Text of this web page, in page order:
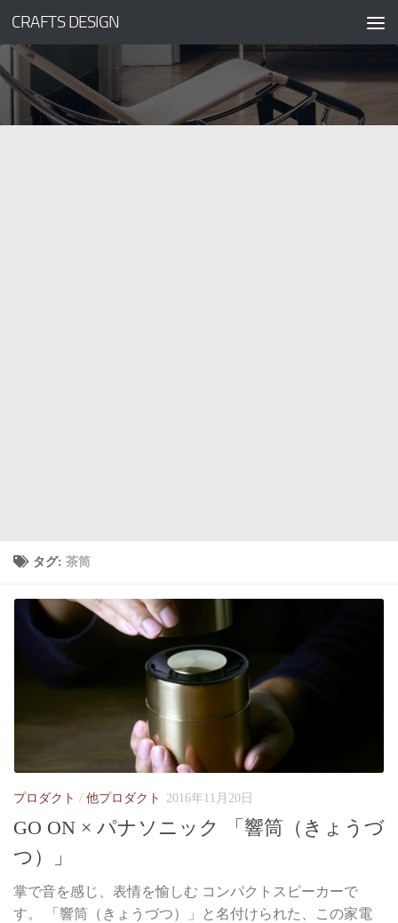
コンテンツへスキップ
CRAFTS DESIGN
タグ: 茶筒
プロダクト / 他プロダクト 2016年11月20日
GO ON × パナソニック 「響筒（きょうづ
つ）」
掌で音を感じ、表情を愉しむ コンパクトスピーカーで
す。 「響筒（きょうづつ）」と名付けられた、この家電